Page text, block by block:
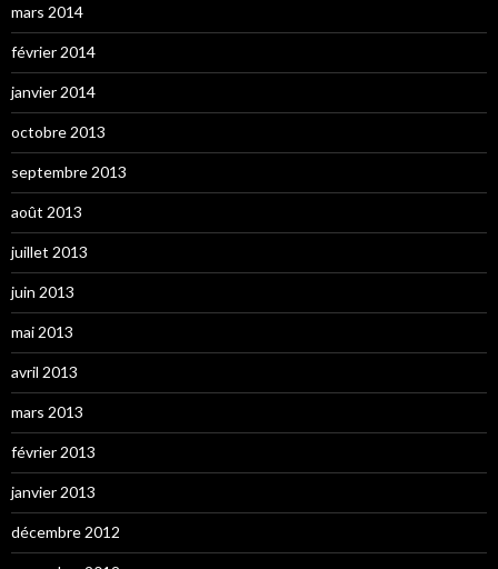
mars 2014
février 2014
janvier 2014
octobre 2013
septembre 2013
août 2013
juillet 2013
juin 2013
mai 2013
avril 2013
mars 2013
février 2013
janvier 2013
décembre 2012